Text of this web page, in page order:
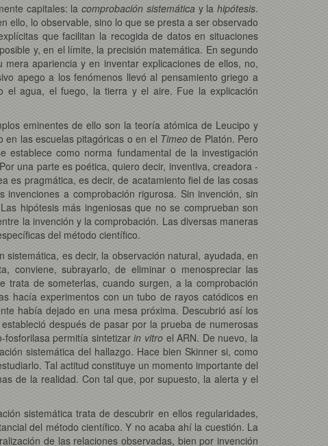
capitales: la comprobación sistemáticay la hipótesis.
ello, lo observable, sino lo que se presta a ser observado
que facilitan la recogida de datos en situaciones
y, en el límite, la precisión matemática. En segundo
apariencia y en inventar explicaciones de ellos, no,
apego a los fenómenos llevó al pensamiento griego a
el agua, el fuego, la tierra y el aire. Fue la explicación
eminentes de ello son la teoría atómica de Leucipo y
en las escuelas pitagóricas o en el Timeode Platón. Pero
como norma fundamental de la investigación
una parte es poética, quiero decir, inventiva, creadora -
es pragmática, es decir, de acatamiento fiel de las cosas
a comprobación rigurosa. Sin invención, sin
hipótesis más ingeniosas que no se comprueban son
la invención y la comprobación. Las diversas maneras
del método científico.
es decir, la observación natural, ayudada, en
conviene, subrayarlo, de eliminar o menospreciar las
trata de someterlas, cuando surgen, a la comprobación
hacía experimentos con un tubo de rayos catódicos en
había dejado en una mesa próxima. Descubrió así los
después de pasar por la prueba de numerosas
fosforilasa permitía sintetizarin vitro el ARN. De nuevo, la
sistemática del hallazgo. Hace bien Skinner si, como
Tal actitud constituye un momento importante del
de la realidad. Con tal que, por supuesto, la alerta y el
sistemática trata de descubrir en ellos regularidades,
del método científico. Y no acaba ahí la cuestión. La
de las relaciones observadas, bien por invención